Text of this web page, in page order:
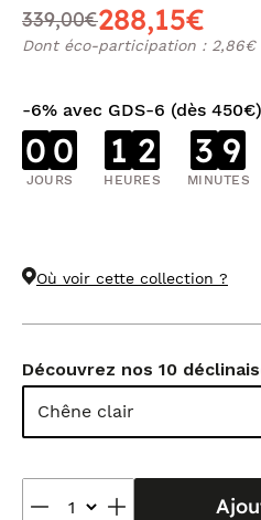
339,00€288,15€
Dont éco-participation : 2,86€
-6% avec GDS-6 (dès 450€)
0 0
JOURS
1 2
HEURES
3 9
MINUTES
Où voir cette collection ?
Découvrez nos 10
Chêne clair